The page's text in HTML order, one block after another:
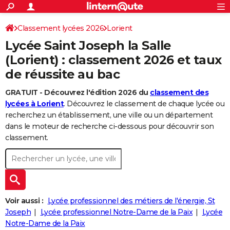
ACTUALITÉS
Politique
Société
Faits Divers
Education
Monde
Villes
+
SPORT
Coupe du monde 2026
Football
Tennis
Cyclisme
Rugby
Forum
CULTURE
Programme TV
TNT
Streaming
Cinéma
Sorties cinéma
Musique
+
FINANCE
Retraite
Impôts
Epargne
Immobilier
Risques naturels par ville
Banque
Assurance
Crédit
AUTO
Essais
Réserver un essai
Citadines
Berlines
SUV
Forum auto
+
HIGH-TECH
Mobiles
Meilleur smartphone
Internet
Ordinateurs
Jeux vidéo
Guide high-tech
+
BRICOLAGE
Forum
Aménagement intérieur
Extérieur
Cuisine
Salle de bains
Jardinage
Rangement
WEEK-END
Guides de France
Escapades
Patrimoine
Expositions
Musées
Week-end nature
+LIFESTYLE
Art de vivre
Bien-être
Loisirs
Mode
Modes de vie
+SANTE
Alimentation
Guide de la santé
Maladies
Médicaments
Sommeil
+VOYAGE
S'inscrire
Connexion
Classement lycées 2026 Lorient
Lycée Saint Joseph la Salle
(Lorient) : classement 2026 et taux
de réussite au bac
GRATUIT - Découvrez l'édition 2026 du classement des
lycées à Lorient. Découvrez le classement de chaque lycée ou
recherchez un établissement, une ville ou un département
dans le moteur de recherche ci-dessous pour découvrir son
classement.
Voir aussi : Lycée professionnel des métiers de l'énergie, St
Joseph
Lycée professionnel Notre-Dame de la Paix
Lycée
Notre-Dame de la Paix